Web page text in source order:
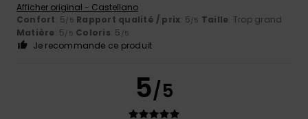
Afficher original - Castellano
Confort: 5/5 Rapport qualité / prix: 5/5 Taille: Trop grand
Matière: 5/5 Coloris: 5 /5
Je recommande ce produit
5/5